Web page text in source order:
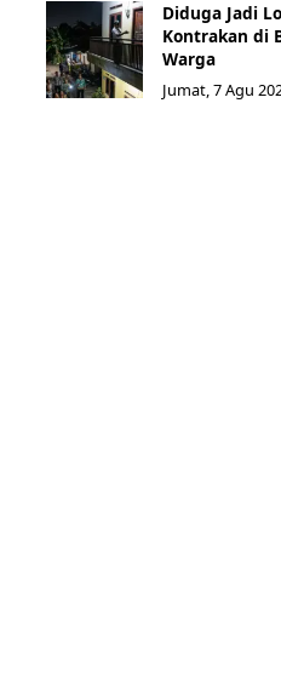
Diduga Jadi
Kontrakan di
Warga
Jumat, 7 Agu